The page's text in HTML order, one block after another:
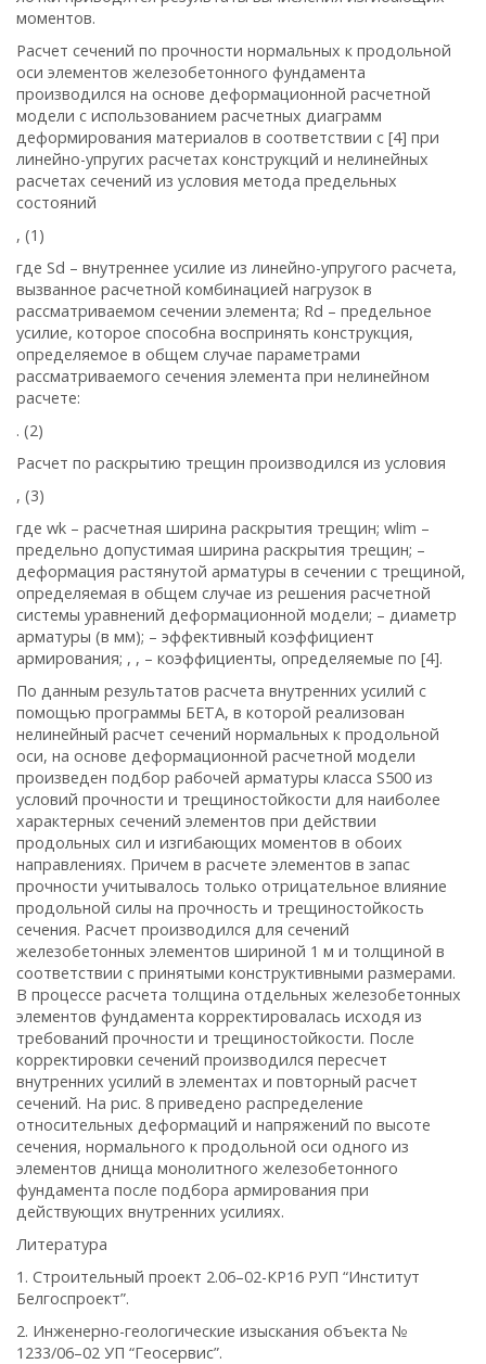
моментов.
Расчет сечений по прочности нормальных к продольной
оси элементов железобетонного фундамента
производился на основе деформационной расчетной
модели с использованием расчетных диаграмм
деформирования материалов в соответствии с [4] при
линейно-упругих расчетах конструкций и нелинейных
расчетах сечений из условия метода предельных
состояний
, (1)
где Sd – внутреннее усилие из линейно-упругого расчета,
вызванное расчетной комбинацией нагрузок в
рассматриваемом сечении элемента; Rd – предельное
усилие, которое способна воспринять конструкция,
определяемое в общем случае параметрами
рассматриваемого сечения элемента при нелинейном
расчете:
. (2)
Расчет по раскрытию трещин производился из условия
, (3)
где wk – расчетная ширина раскрытия трещин; wlim –
предельно допустимая ширина раскрытия трещин; –
деформация растянутой арматуры в сечении с трещиной,
определяемая в общем случае из решения расчетной
системы уравнений деформационной модели; – диаметр
арматуры (в мм); – эффективный коэффициент
армирования; , , – коэффициенты, определяемые по [4].
По данным результатов расчета внутренних усилий с
помощью программы БЕТА, в которой реализован
нелинейный расчет сечений нормальных к продольной
оси, на основе деформационной расчетной модели
произведен подбор рабочей арматуры класса S500 из
условий прочности и трещиностойкости для наиболее
характерных сечений элементов при действии
продольных сил и изгибающих моментов в обоих
направлениях. Причем в расчете элементов в запас
прочности учитывалось только отрицательное влияние
продольной силы на прочность и трещиностойкость
сечения. Расчет производился для сечений
железобетонных элементов шириной 1 м и толщиной в
соответствии с принятыми конструктивными размерами.
В процессе расчета толщина отдельных железобетонных
элементов фундамента корректировалась исходя из
требований прочности и трещиностойкости. После
корректировки сечений производился пересчет
внутренних усилий в элементах и повторный расчет
сечений. На рис. 8 приведено распределение
относительных деформаций и напряжений по высоте
сечения, нормального к продольной оси одного из
элементов днища монолитного железобетонного
фундамента после подбора армирования при
действующих внутренних усилиях.
Литература
1. Строительный проект 2.06–02-КР16 РУП “Институт
Белгоспроект”.
2. Инженерно-геологические изыскания объекта №
1233/06–02 УП “Геосервис”.